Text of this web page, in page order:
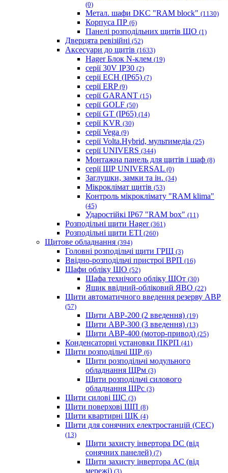
(0)
Метал. шафи DKC "RAM block" (1130)
Корпуса ПР (6)
Панелі розподільних щитів ЩО (1)
Дверцята ревізійні (52)
Аксесуари до щитів (1633)
Hager Блок N-клем (19)
серії 30V IP30 (2)
серії ECH (IP65) (7)
серії ERP (9)
серії GARANT (15)
серії GOLF (50)
серії GT (IP65) (14)
серії KVR (30)
серії Vega (9)
серії Volta.Hybrid, мультимедіа (25)
серії UNIVERS (344)
Монтажна панель для щитів і шаф (8)
серії ЩР UNIVERSAL (0)
Заглушки, замки та ін. (34)
Мікроклімат щитів (53)
Контроль мікроклімату "RAM klima"
(45)
Ударостійкі IP67 "RAM box" (11)
Розподільні щити Hager (361)
Розподільні щити ETI (260)
Щитове обладнання (394)
Головні розподільчі щити ГРЩ (3)
Ввідно-розподільчі пристрої ВРП (16)
Шафи обліку ШО (52)
Шафа технічого обліку ШОт (30)
Ящик ввідний-обліковий ЯВО (22)
Щити автоматичного введення резерву АВР
(57)
Щити АВР-200 (2 введення) (19)
Щити АВР-300 (3 введення) (13)
Щити АВР-400 (мотор-привод) (25)
Конденсаторні установки ПКРП (41)
Щити розподільчі ЩР (6)
Щити розподільчі модульного
обладнання ЩРм (3)
Щити розподільчі силового
обладнання ЩРс (3)
Щити силові ЩС (3)
Щити поверхові ЩП (8)
Щити квартирні ЩК (4)
Щити для сонячних електростанцій (СЕС)
(13)
Щити захисту інвертора DC (від
сонячних панелей) (7)
Щити захисту інвертора AC (від
мережі) (3)